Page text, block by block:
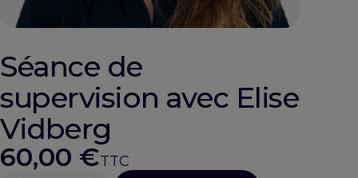
Séance de
supervision avec Elise
Vidberg
60,00 €